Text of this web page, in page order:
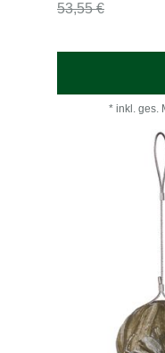
53,55 €
* inkl. ges.